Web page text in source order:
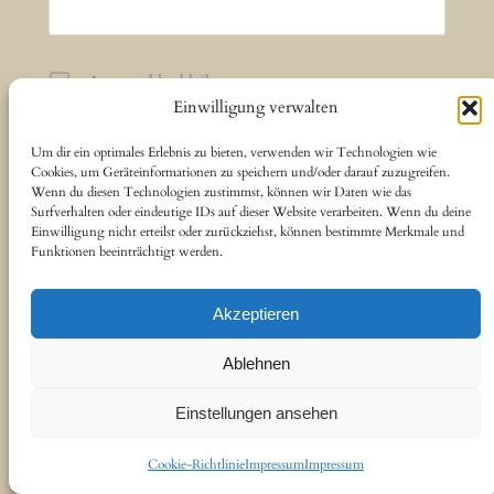
Einwilligung verwalten
Um dir ein optimales Erlebnis zu bieten, verwenden wir Technologien wie
Cookies, um Geräteinformationen zu speichern und/oder darauf zuzugreifen.
Wenn du diesen Technologien zustimmst, können wir Daten wie das
Surfverhalten oder eindeutige IDs auf dieser Website verarbeiten. Wenn du deine
Einwilligung nicht erteilst oder zurückziehst, können bestimmte Merkmale und
Funktionen beeinträchtigt werden.
Akzeptieren
Ablehnen
Einstellungen ansehen
Cookie-RichtlinieImpressumImpressum
Angemeldet bleiben
Passwort vergessen?